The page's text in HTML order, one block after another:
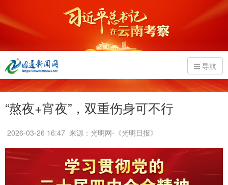
导航
“熬夜+宵夜”，双重伤身可不行
2026-03-26 16:47 来源：光明网-《光明日报》